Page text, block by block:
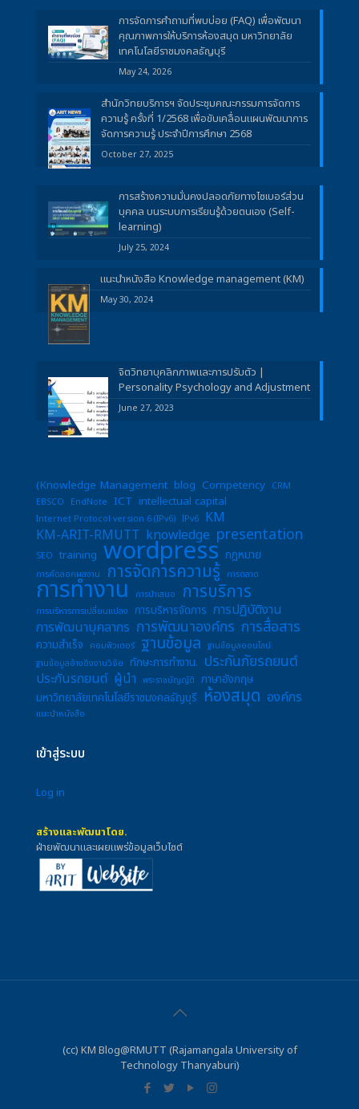
การจัดการคำถามที่พบบ่อย (FAQ) เพื่อพัฒนา
คุณภาพการให้บริการห้องสมุด มหาวิทยาลัย
เทคโนโลยีราชมงคลธัญบุรี
May 24, 2026
สำนักวิทยบริการฯ จัดประชุมคณะกรรมการจัดการ
ความรู้ ครั้งที่ 1/2568 เพื่อขับเคลื่อนแผนพัฒนาการ
จัดการความรู้ ประจำปีการศึกษา 2568
October 27, 2025
การสร้างความมั่นคงปลอดภัยทางไซเบอร์ส่วน
บุคคล บนระบบการเรียนรู้ด้วยตนเอง (Self-
learning)
July 25, 2024
แนะนำหนังสือ Knowledge management (KM)
May 30, 2024
จิตวิทยาบุคลิกภาพและการปรับตัว |
Personality Psychology and Adjustment
June 27, 2023
(Knowledge Management blog Competency CRM
EBSCO
EndNote ICT intellectual capital
Internet Protocol version 6 (IPv6) IPv6 KM
KM-ARIT-RMUTT knowledge presentation
SEO training wordpress กฎหมาย
การคัดลอกผลงาน การจัดการความรู้ การตลาด
การทำงาน การนำเสนอ การบริการ
การบริหารการเปลี่ยนแปลง การบริหารจัดการ การปฏิบัติงาน
การพัฒนาบุคลากร การพัฒนาองค์กร การสื่อสาร
ความสำเร็จ คอมพิวเตอร์ ฐานข้อมูล ฐานข้อมูลออนไลน์
ฐานข้อมูลอ้างอิงงานวิจัย
ทักษะการทำงาน. ประกันภัยรถยนต์
ประกันรถยนต์ ผู้นำ พระราชบัญญัติ ภาษาอังกฤษ
มหาวิทยาลัยเทคโนโลยีราชมงคลธัญบุรี ห้องสมุด องค์กร
แนะนำหนังสือ
เข้าสู่ระบบ
Log in
สร้างและพัฒนาโดย.
ฝ่ายพัฒนาและเผยแพร่ข้อมูลเว็บไซต์
(cc) KM Blog@RMUTT (Rajamangala University of
Technology Thanyaburi)